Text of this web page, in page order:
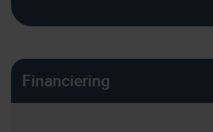
Financiering